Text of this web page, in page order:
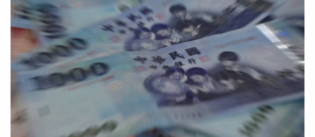
作品，另外還有澳洲設計師DionLee、紐約設計師Danielle
Guizio的設計也跟她撞成一團。當時本刊詢問YuYu Active，
公司人員表示會由相關人士回應，卻遲遲未等到回覆。關於
MUMM疑似抄襲澳洲品牌一事，本刊傳訊詢問余函彌，但
在截稿前未得到回應。
的答案多半是擔心主管觀感不佳、影響年度考績，或是不希
望留下病假紀錄，因此即使身體不舒服，也傾向硬撐上班或
改請特休。男網友認為，這樣的現象反映出部分職場仍存在
「請病假代表不夠敬業」的觀念，不僅可能延誤自身休養，
也增加將病毒傳染給同事的風險。原PO也提到，依法請病
假本來就是勞工享有的權益，只要符合相關規定，雇主不得
因此給予不利對待。他強調，並非鼓勵大家濫用病假，而是
希望勞工在真正需要時，不必因為心理壓力或職場文化而放